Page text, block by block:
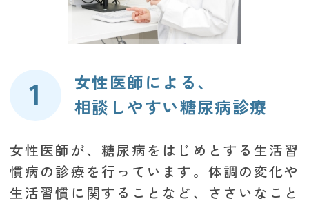
女性医師による、
相談しやすい糖尿病診療
女性医師が、糖尿病をはじめとする生活習
慣病の診療を行っています。体調の変化や
生活習慣に関することなど、ささいなこと